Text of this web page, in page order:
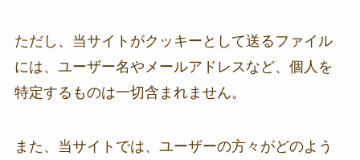
ただし、当サイトがクッキーとして送るファイル
には、ユーザー名やメールアドレスなど、個人を
特定するものは一切含まれません。
また、当サイトでは、ユーザーの方々がどのよう